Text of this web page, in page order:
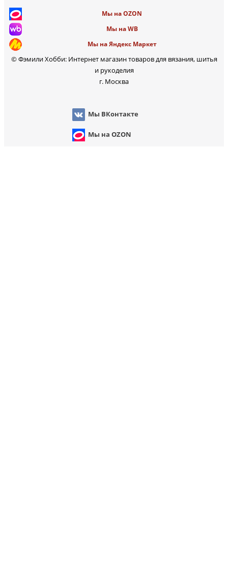
Мы на OZON
Мы на WB
Мы на Яндекс Маркет
© Фэмили Хобби: Интернет магазин товаров для вязания, шитья
и рукоделия
г. Москва
Мы ВКонтакте
Мы на OZON